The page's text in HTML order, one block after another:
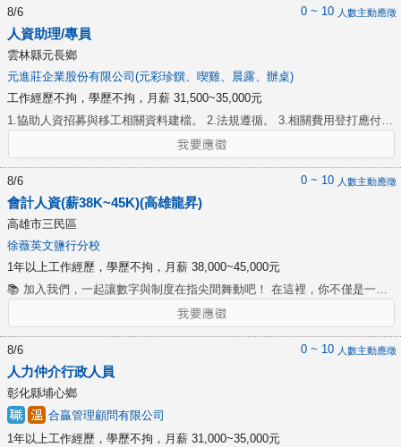
執行 負責年度績效管理制度的規劃與優化: 績效指標設定、績效管理制
度、考評方法、績效面談、績效改善計畫。 2. 人力資源發展策略規劃與提
案 針對公司中長期目標，提出具前瞻性的人力資源發展策略, 進行內部和外
部環境分析, 協助企業組織結構分析與調整、企業人力供給需求分析、 人力
資源管理預算編制、關鍵職能養成、企業文化塑造等。 3. 敘薪制度規劃與
執行 職等評估與薪酬策略規劃、薪資結構設計、晉升獎酬、獎金策略、
福利政策。 4. 支援HR團隊各項業務執行 5. 支援跨部門專案或行政作業
8/6
人資助理/專員
雲林縣元長鄉
元進莊企業股份有限公司(元彩珍饌、喫雞、晨露、辦桌)
工作經歷不拘，學歷不拘，月薪 31,500~35,000元
0 ~ 10 人數主動應徵
1.協助人資招募與移工相關資料建檔。 2.法規遵循。 3.相關費用登打應付憑
單申請核銷。 4.相關補助款申請作業。 5.其他人資相關事務及主管交辦事
項。
8/6
會計人資(薪38K~45K)(高雄龍昇)
高雄市三民區
徐薇英文鹽行分校
1年以上工作經歷，學歷不拘，月薪 38,000~45,000元
0 ~ 10 人數主動應徵
📚 加入我們，一起讓數字與制度在指尖間舞動吧！ 在這裡，你不僅是一名
會計或人資，你將成為公司運作的橋樑，牽起管理與財務的雙手！ 💼 你將
會： 1. 準確進行會計帳務處理，掌握營業與稅務申報等細節。 2. 處理員工
薪資計算、勞健保作業，以及其他人事相關作業。 3. 進行學費收取與記
錄，打造完善的收支管理。 4. 熟練操作會計軟體，編製傳票與財務報表，
為決策提供有力數據支持。 5. 規劃薪酬福利管理，促進員工關係與績效提
升。 ✨ 準備好與我們一同邁向更精采的職場旅程了嗎？ 你的專業與細心，
將是組織穩定運作的重要基石！
8/6
人力仲介行政人員
彰化縣埔心鄉
合贏管理顧問有限公司
1年以上工作經歷，學歷不拘，月薪 31,000~35,000元
0 ~ 10 人數主動應徵